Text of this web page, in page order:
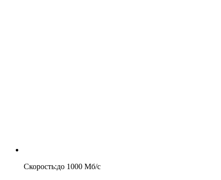
Скорость:до 1000 Мб/c